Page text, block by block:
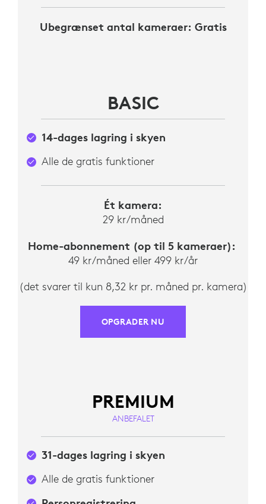
Ubegrænset antal kameraer: Gratis
BASIC
14-dages lagring i skyen
Alle de gratis funktioner
Ét kamera:
29 kr/måned
Home-abonnement (op til 5 kameraer):
49 kr/måned eller 499 kr/år
(det svarer til kun 8,32 kr pr. måned pr. kamera)
OPGRADER NU
PREMIUM
ANBEFALET
31-dages lagring i skyen
Alle de gratis funktioner